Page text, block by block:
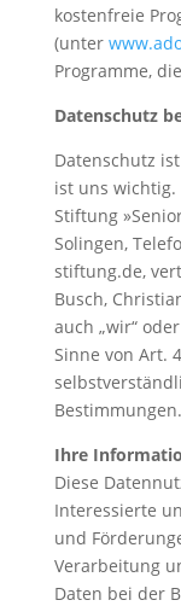
kostenfreie
(unter
Programme,
Datenschutz
Datenschutz
ist uns
Stiftung
Solingen,
stiftung.de,
Busch,
auch „wir“
Sinne von Art.
Bestimmungen.
Ihre
Diese
Interessierte
und
Verarbeitung
Daten bei der